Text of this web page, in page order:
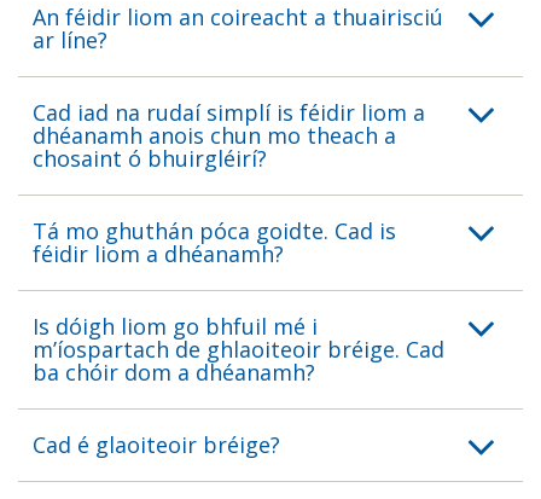
An féidir liom an coireacht a thuairisciú
ar líne?
Cad iad na rudaí simplí is féidir liom a
dhéanamh anois chun mo theach a
chosaint ó bhuirgléirí?
Tá mo ghuthán póca goidte. Cad is
féidir liom a dhéanamh?
Is dóigh liom go bhfuil mé i
m’íospartach de ghlaoiteoir bréige. Cad
ba chóir dom a dhéanamh?
Cad é glaoiteoir bréige?